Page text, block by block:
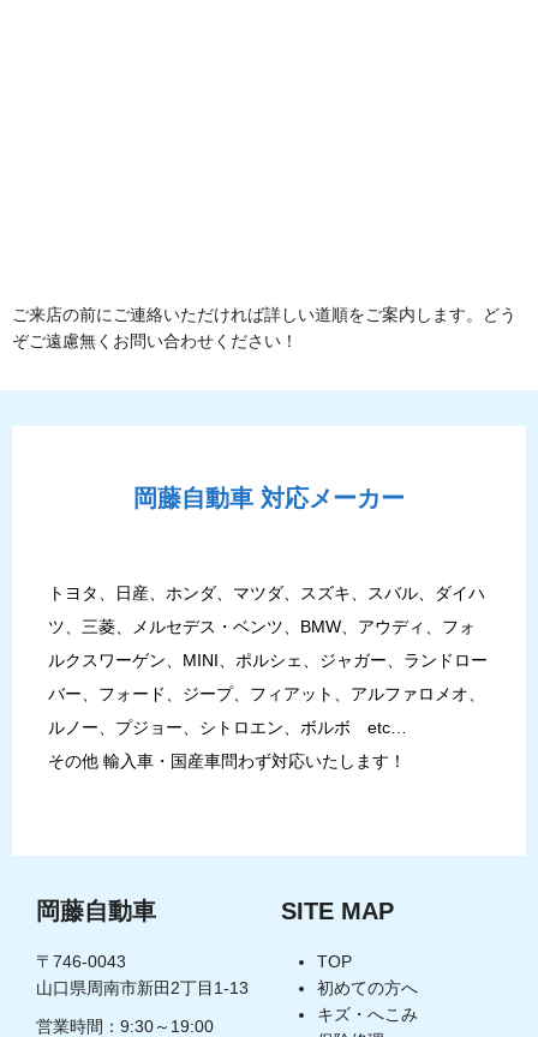
ご来店の前にご連絡いただければ詳しい道順をご案内します。どう
ぞご遠慮無くお問い合わせください！
岡藤自動車 対応メーカー
トヨタ、日産、ホンダ、マツダ、スズキ、スバル、ダイハ
ツ、三菱、メルセデス・ベンツ、BMW、アウディ、フォ
ルクスワーゲン、MINI、ポルシェ、ジャガー、ランドロー
バー、フォード、ジープ、フィアット、アルファロメオ、
ルノー、プジョー、シトロエン、ボルボ etc…
その他 輸入車・国産車問わず対応いたします！
岡藤自動車
〒746-0043
山口県周南市新田2丁目1-13
営業時間：9:30～19:00
SITE MAP
TOP
初めての方へ
キズ・へこみ